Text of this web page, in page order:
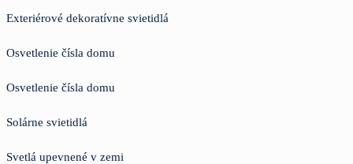
Exteriérové dekoratívne svietidlá
Osvetlenie čísla domu
Osvetlenie čísla domu
Solárne svietidlá
Svetlá upevnené v zemi